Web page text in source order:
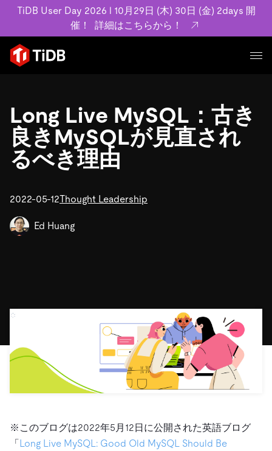
TiDB User Day 2026 l 10月29日 (木) 30日 (金) 2days 開
催！
詳細はこちらから！
プロダクト
MySQL互換の分散データベースで高可用性と水平スケー
ラビリティを備え大規模データをリアルタイムで処理でき
ます。
詳細はこちら
プラン
TiDB Cloud
OSS Insight
ユースケース
事例記事
お客様事例やユーザーによる検証結果の記事などを紹介し
ています。
フィンテック
運用インテリジェンスの活用
MySQLワークロードの近代化
Build GenAI Applications
リソース
ブログ
アーカイブ動画
PingCAP University
TiDB Labs 認定資格試験
会社概要
規約類
お客様のデータの機密性、可用性、安全性について紹介し
キャリア
パートナー
お問い合わせ
無料で始める
Long Live MySQL：古き
良きMySQLが見直され
るべき理由
2022-05-12Thought Leadership
Ed Huang
※このブログは2022年5月12日に公開された英語ブログ
「Long Live MySQL: Good Old MySQL Should Be